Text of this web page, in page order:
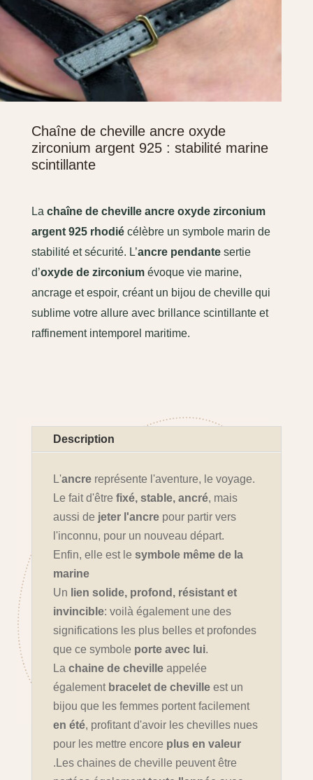
Chaîne de cheville ancre oxyde
zirconium argent 925 : stabilité marine
scintillante
La chaîne de cheville ancre oxyde zirconium
argent 925 rhodiécélèbre un symbole marin de
stabilité et sécurité. L’ancre pendantesertie
d’oxyde de zirconiumévoque vie marine,
ancrage et espoir, créant un bijou de cheville qui
sublime votre allure avec brillance scintillante et
raffinement intemporel maritime.
Description
L'ancrereprésente l'aventure, le voyage.
Le fait d'être fixé, stable, ancré, mais
aussi de jeter l'ancrepour partir vers
l'inconnu, pour un nouveau départ.
Enfin, elle est le symbole même de la
marine
Un lien solide, profond, résistant et
invincible: voilà également une des
significations les plus belles et profondes
que ce symbole porte avec lui.
La chaine de chevilleappelée
également bracelet de chevilleest un
bijou que les femmes portent facilement
en été, profitant d'avoir les chevilles nues
pour les mettre encore plus en valeur
.Les chaines de cheville peuvent être